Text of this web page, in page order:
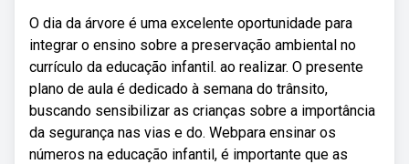
O dia da árvore é uma excelente oportunidade para
integrar o ensino sobre a preservação ambiental no
currículo da educação infantil. ao realizar. O presente
plano de aula é dedicado à semana do trânsito,
buscando sensibilizar as crianças sobre a importância
da segurança nas vias e do. Webpara ensinar os
números na educação infantil, é importante que as